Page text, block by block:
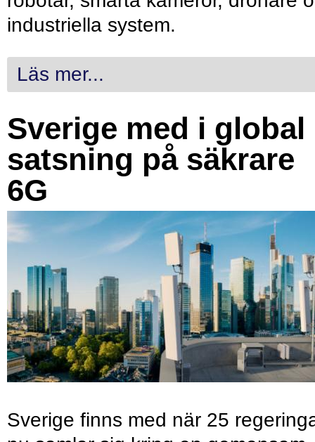
industriella system.
Läs mer...
Sverige med i global
satsning på säkrare
6G
Sverige finns med när 25